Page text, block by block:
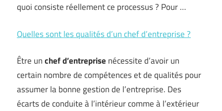
quoi consiste réellement ce processus ? Pour …
Quelles sont les qualités d’un chef d’entreprise ?
Être unchef d’entreprise nécessite d’avoir un
certain nombre de compétences et de qualités pour
assumer la bonne gestion de l’entreprise. Des
écarts de conduite à l’intérieur comme à l’extérieur